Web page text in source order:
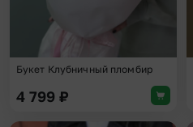
Букет Клубничный пломбир
4 799 ₽